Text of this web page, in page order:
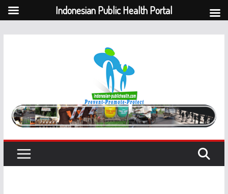
Indonesian Public Health Portal